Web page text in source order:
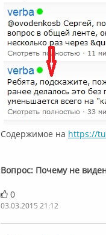
Содержимое на https://
Вопрос: Почему не
0
03.03.2015 21:12